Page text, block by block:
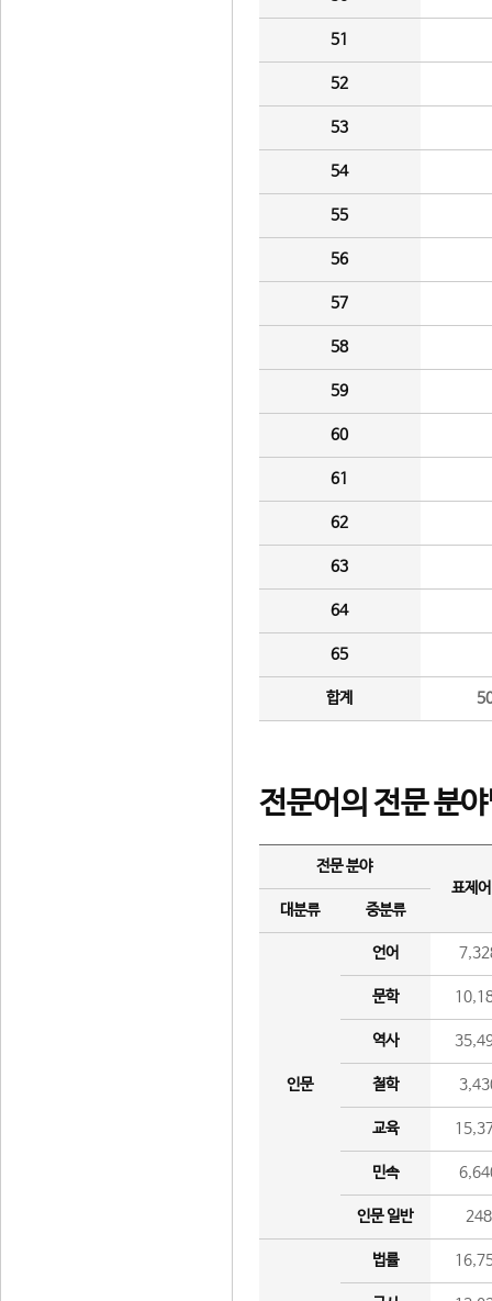
51
52
53
54
55
56
57
58
59
60
61
62
63
64
65
합계
전문어의 전문 분
전문 분야
표제
대분류
중분류
인문
언어
문학
역사
철학
교육
민속
인문 일반 248
법률